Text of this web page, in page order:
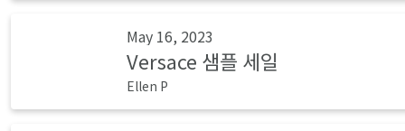
May 16, 2023
Versace 샘플 세일
Ellen P